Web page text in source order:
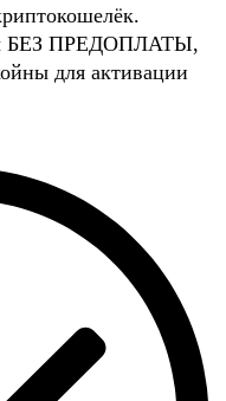
БЕЗ ПРЕДОПЛАТЫ,
для активации